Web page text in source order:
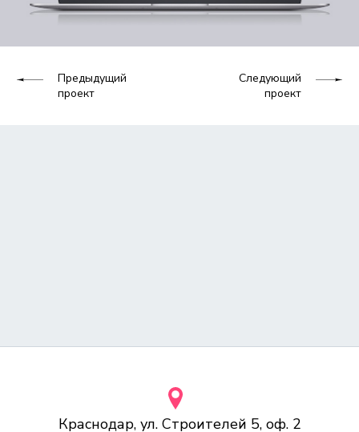
Предыдущий
проект
Следующий
проект
Краснодар, ул. Строителей 5, оф. 2